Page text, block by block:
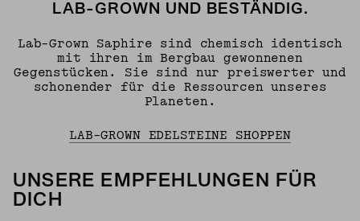
LAB-GROWN UND BESTÄNDIG.
Lab-Grown Saphire sind chemisch identisch
mit ihren im Bergbau gewonnenen
Gegenstücken. Sie sind nur preiswerter und
schonender für die Ressourcen unseres
Planeten.
LAB-GROWN EDELSTEINE SHOPPEN
UNSERE EMPFEHLUNGEN FÜR
DICH